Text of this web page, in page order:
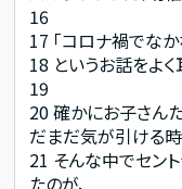
16
17 「コロナ禍でな
18 というお話をよく
19
20確かにお子さん
だまだ気が引ける時
21 そんな中でセン
たのが、